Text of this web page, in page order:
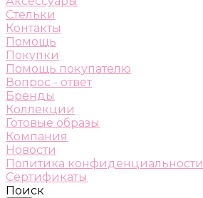
Стельки
Контакты
Помощь
Покупки
Помощь покупателю
Вопрос - ответ
Бренды
Коллекции
Готовые образы
Компания
Новости
Политика конфиденциальности
Сертификаты
Поиск